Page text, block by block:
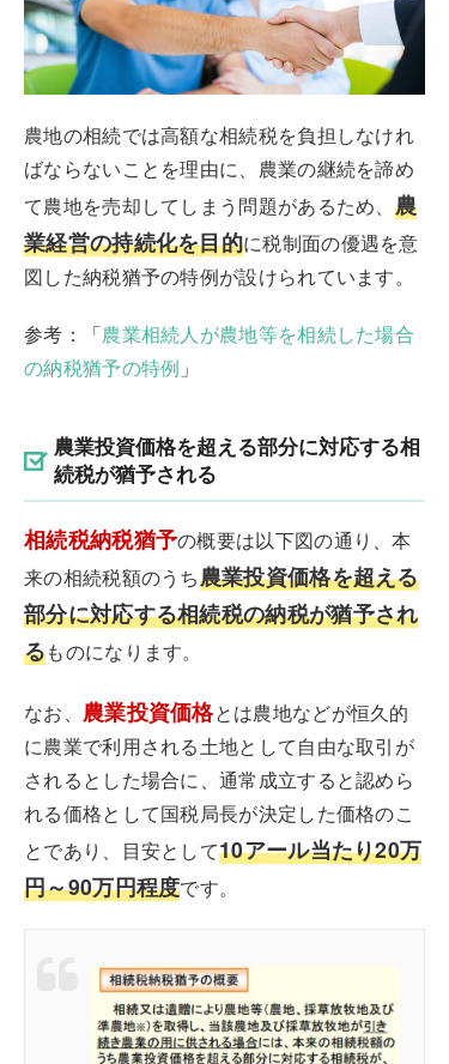
農地の相続では高額な相続税を負担しなけれ
ばならないことを理由に、農業の継続を諦め
て農地を売却してしまう問題があるため、 農
業経営の持続化を目的に税制面の優遇を意
図した納税猶予の特例が設けられています。
参考：「農業相続人が農地等を相続した場合
の納税猶予の特例 」
農業投資価格を超える部分に対応する相
続税が猶予される
相続税納税猶予の概要は以下図の通り、本
来の相続税額のうち農業投資価格を超える
部分に対応する相続税の納税が猶予され
るものになります。
なお、 農業投資価格とは農地などが恒久的
に農業で利用される土地として自由な取引が
されるとした場合に、通常成立すると認めら
れる価格として国税局長が決定した価格のこ
とであり、目安として10アール当たり20万
円～90万円程度です。